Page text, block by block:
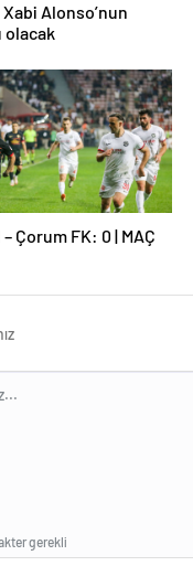
Alonso’nun
olacak
Çorum FK: 0 | MAÇ
gerekli